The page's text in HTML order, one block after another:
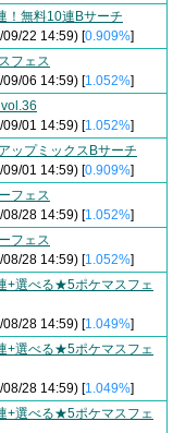
！無料10連Bサーチ
22 14:59) [0.909%]
フェス
06 14:59) [1.052%]
01 14:59) [1.052%]
ップミックスBサーチ
01 14:59) [0.909%]
フェス
28 14:59) [1.052%]
フェス
28 14:59) [1.052%]
+選べる★5ポケマスフェ
28 14:59) [1.049%]
+選べる★5ポケマスフェ
28 14:59) [1.049%]
+選べる★5ポケマスフェ